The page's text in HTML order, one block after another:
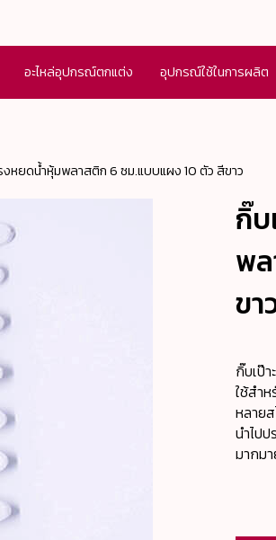
อะไหล่อุปกรณ์ตกแต่ง อุปกรณ์ใช้ในการผลิต
งหยดน้ำหุ้มพลาสติก 6 ซม.แบบแผง 10 ตัว สีขาว
กิ๊บ
พ
ขา
กิ๊บเป๊
ใช้สำ
หลาย
นำไป
มากม